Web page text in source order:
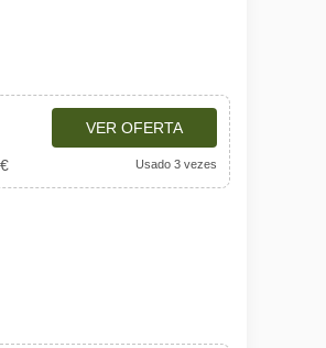
VER OFERTA
Usado 3 vezes